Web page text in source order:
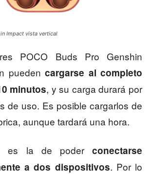
Impact vista vertical
POCO Buds Pro Genshin
puedencargarse al completo
minutos, y su carga durará por
de uso. Es posible cargarlos de
aunque tardará una hora.
es la de poder conectarse
a dos dispositivos. Por lo